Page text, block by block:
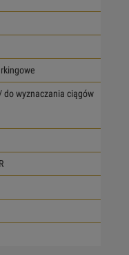
do wyznaczania ciągów